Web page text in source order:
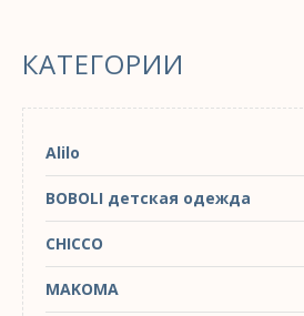
КАТЕГОРИИ
Alilo
BOBOLI детская одежда
CHICCO
MAKOMA